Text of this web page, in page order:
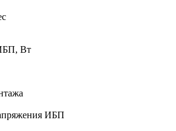
Вт
ИБП